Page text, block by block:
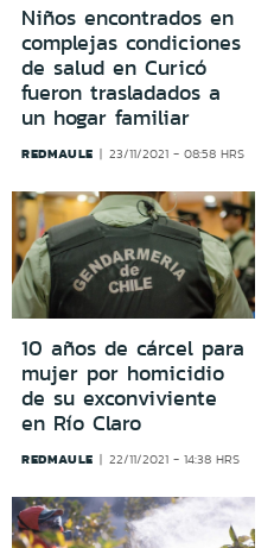
Niños encontrados en
complejas condiciones
de salud en Curicó
fueron trasladados a
un hogar familiar
REDMAULE 23/11/2021 - 08:58 HRS
10 años de cárcel para
mujer por homicidio
de su exconviviente
en Río Claro
REDMAULE 22/11/2021 - 14:38 HRS